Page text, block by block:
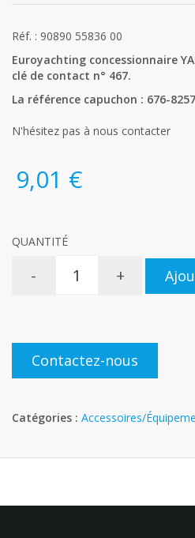
Réf. : 90890 55836 00
Euroyachting concessionnaire
clé de contact n° 467.
La référence capuchon : 676-
N'hésitez pas à nous contacter
9,01 €
QUANTITÉ
- +
Contactez-nous
Catégories : Accessoires/